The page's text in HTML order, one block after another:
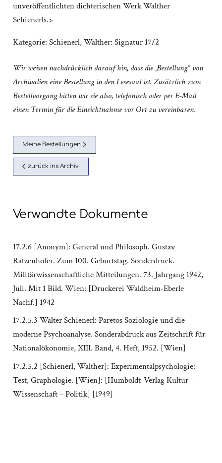
unveröffentlichten dichterischen Werk Walther
Schienerls.>
Kategorie: Schienerl, Walther: Signatur 17/2
Wir weisen nachdrücklich darauf hin, dass die „Bestellung“ von
Archivalien eine Bestellung in den Lesesaal ist. Zusätzlich zum
Bestellvorgang bitten wir sie also, telefonisch oder per E-Mail
einen Termin für die Einsichtnahme vor Ort zu vereinbaren.
Meine Bestellungen
zurück ins Archiv
Verwandte Dokumente
17.2.6 [Anonym]: General und Philosoph. Gustav
Ratzenhofer. Zum 100. Geburtstag. Sonderdruck.
Militärwissenschaftliche Mitteilungen. 73. Jahrgang 1942,
Juli. Mit 1 Bild. Wien: [Druckerei Waldheim-Eberle
Nachf.] 1942
17.2.5.3 Walter Schienerl: Paretos Soziologie und die
moderne Psychoanalyse. Sonderabdruck aus Zeitschrift für
Nationalökonomie, XIII. Band, 4. Heft, 1952. [Wien]
17.2.5.2 [Schienerl, Walther]: Experimentalpsychologie:
Test, Graphologie. [Wien]: [Humboldt-Verlag Kultur –
Wissenschaft – Politik] [1949]